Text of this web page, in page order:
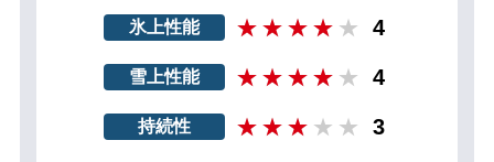
氷上性能 4
雪上性能 4
持続性 3